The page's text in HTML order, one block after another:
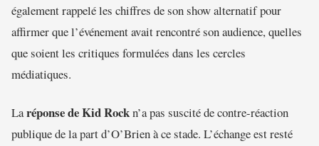
également rappelé les chiffres de son show alternatif pour
affirmer que l’événement avait rencontré son audience, quelles
que soient les critiques formulées dans les cercles
médiatiques.
Laréponse de Kid Rockn’a pas suscité de contre-réaction
publique de la part d’O’Brien à ce stade. L’échange est resté